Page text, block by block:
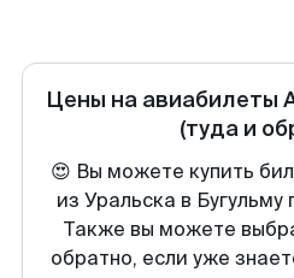
Цены на авиабилеты
(туда и
😍 Вы можете купить
из Уральска в
Также вы можете
обратно, если уже